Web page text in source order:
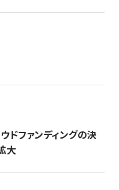
ドファンディングの決
大